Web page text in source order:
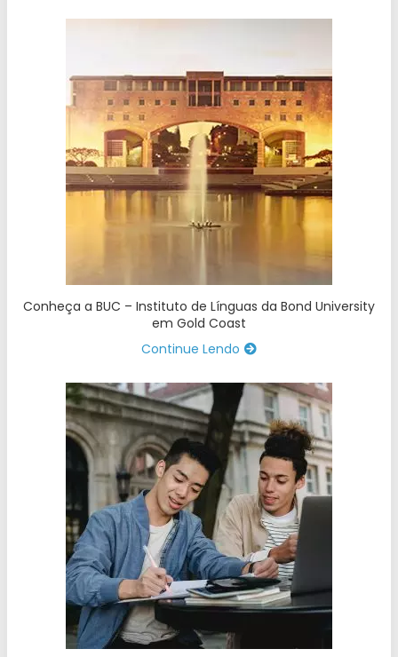
Conheça a BUC – Instituto de Línguas da Bond University
em Gold Coast
Continue Lendo